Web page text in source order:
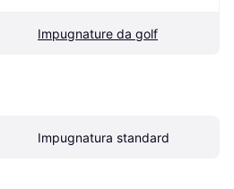
Impugnature da golf
Impugnatura standard